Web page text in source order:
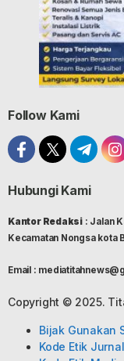
Follow Kami
Hubungi Kami
Kantor Redaksi : Jalan
Kecamatan Nongsa kota
Email :
Copyright © 2025.
Bijak Gunakan
Kode Etik